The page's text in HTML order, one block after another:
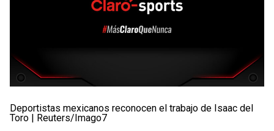
Deportistas mexicanos reconocen el trabajo de Isaac del
Toro | Reuters/Imago7